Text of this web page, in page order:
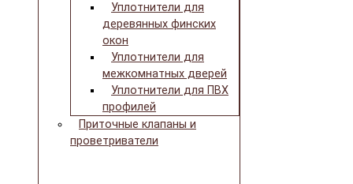
Уплотнители для
деревянных финских
окон
Уплотнители для
межкомнатных дверей
Уплотнители для ПВХ
профилей
Приточные клапаны и
проветриватели